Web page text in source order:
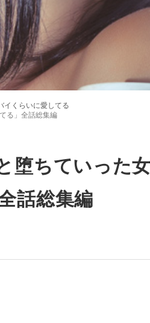
イくらいに愛してる
る」全話総集編
堕ちていった
話総集編